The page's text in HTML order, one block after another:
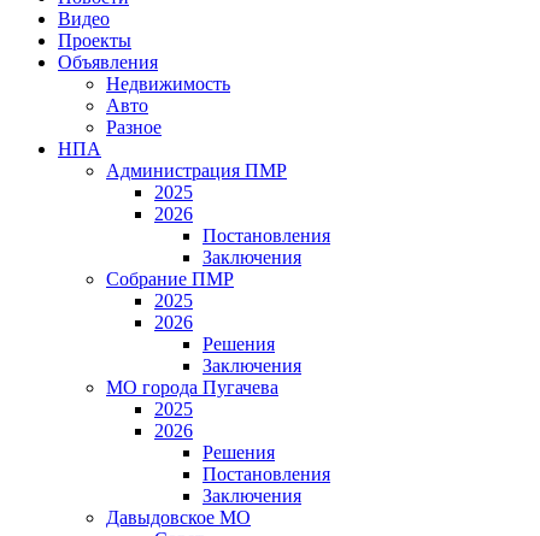
Видео
Проекты
Объявления
Недвижимость
Авто
Разное
НПА
Администрация ПМР
2025
2026
Постановления
Заключения
Собрание ПМР
2025
2026
Решения
Заключения
МО города Пугачева
2025
2026
Решения
Постановления
Заключения
Давыдовское МО